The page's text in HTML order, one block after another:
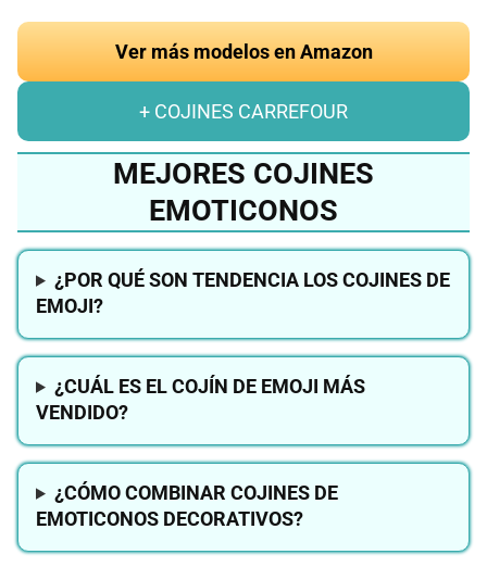
Ver más modelos en Amazon
+ COJINES CARREFOUR
MEJORES COJINES
EMOTICONOS
¿POR QUÉ SON TENDENCIA LOS COJINES DE
EMOJI?
¿CUÁL ES EL COJÍN DE EMOJI MÁS
VENDIDO?
¿CÓMO COMBINAR COJINES DE
EMOTICONOS DECORATIVOS?